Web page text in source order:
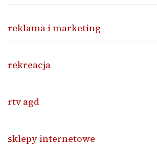
reklama i marketing
rekreacja
rtv agd
sklepy internetowe